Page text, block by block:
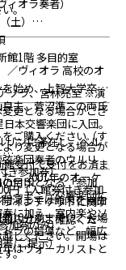
（入館券付き参加
券のみ）
示）
（本人＋介護者1
）をお持ちの方
者の同伴が必要です
要です）＜注意事
す。ご予約いただいた
や他イベントへの振
じめご了承くださ
い。オラ奏者）
土）
館1階 多目的室
ソラ、宮林亮至※演
更となる場合がござ
り変更となる場合が
受付で受付をお済ま
目印となる「参加
演までは館内を自由
10分前までに、会場
しください。開場は
。
／ヴィオラ 高校のオ
始め、上智大学卒業
夫、菅沼準二の両氏
本交響楽団に入団。
リンに滞在し、ベル
楽団奏者のウルリ
た。2001年のオーケ
ーモニー交響楽団に
に加え、室内楽やソ
ラの指導など、幅広
はヴォーカリストと
ご購入ください（す
き参加券）
円（入館券付き参加
加券のみ）
/ご提示）
て＞
インチケットに関す
らせをご確認くださ